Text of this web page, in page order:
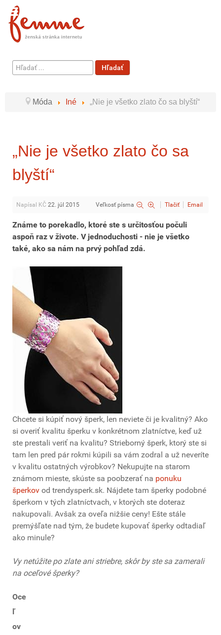
Hľadať
...
Hľadať
Móda Iné „Nie je všetko zlato čo sa blyští“
„Nie je všetko zlato čo sa
blyští“
Napísal KČ 22. júl 2015 Veľkosť písma Tlačiť Email
Známe to porekadlo, ktoré ste s určitosťou počuli
aspoň raz v živote. V jednoduchosti - nie je všetko
také, ako sa nám na prvý pohľad zdá.
Chcete si kúpiť nový šperk, len neviete či je kvalitný? Ako
si overiť kvalitu šperku v konkrétnom zlatníctve, keď už
ste prestali veriť na kvalitu? Strieborný šperk, ktorý ste si
tam len pred pár rokmi kúpili sa vám zodral a už neveríte
v kvalitu ostatných výrobkov? Nekupujte na starom
známom mieste, skúste sa poobzerať na ponuku
šperkov od trendysperk.sk. Nájdete tam šperky podobné
šperkom v tých zlatníctvach, v ktorých ste doteraz
nakupovali. Avšak za oveľa nižšie ceny! Ešte stále
premýšľate nad tým, že budete kupovať šperky odtadiaľ
ako minule?
Vy netúžite po zlate ani striebre, skôr by ste sa zamerali
na oceľové šperky?
Oce
ľ
ov